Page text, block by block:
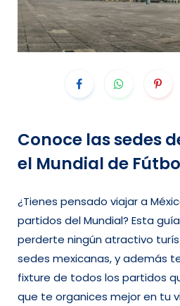
Conoce las sedes
el Mundial de
¿Tienes pensado viajar a
partidos del Mundial? Esta
perderte ningún atractivo
sedes mexicanas, y además
fixture de todos los partidos
que te organices mejor en tu